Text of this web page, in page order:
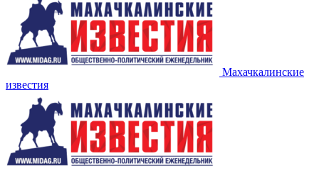
Махачкалинские
известия